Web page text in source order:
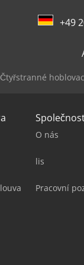
+49
Čtyřstranné
O nás
lis
Pracovní